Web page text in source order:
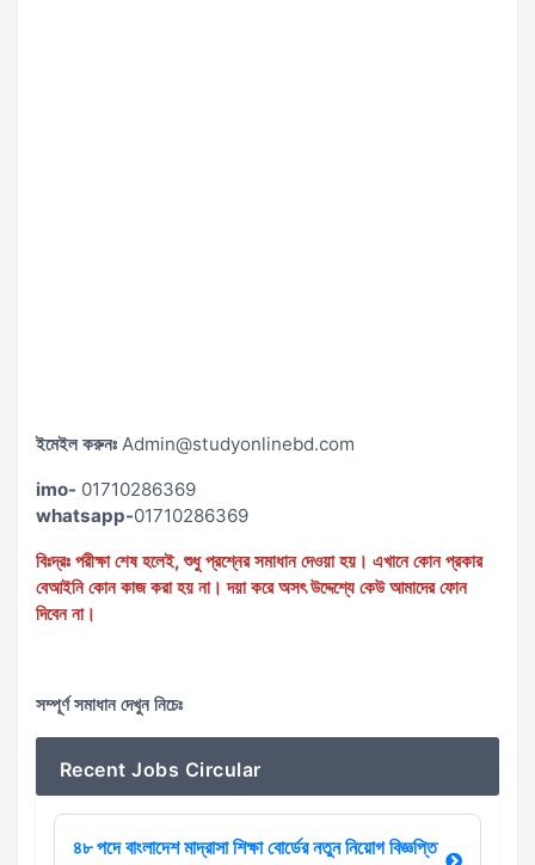
ইমেইল করুনঃ Admin@studyonlinebd.com
imo- 01710286369
whatsapp-01710286369
বিঃদ্রঃ পরীক্ষা শেষ হলেই, শুধু প্রশ্নের সমাধান দেওয়া হয়। এখানে কোন প্রকার
বেআইনি কোন কাজ করা হয় না। দয়া করে অসৎ উদ্দেশ্যে কেউ আমাদের ফোন
দিবেন না।
সম্পূর্ণ সমাধান দেখুন নিচেঃ
Recent Jobs Circular
৪৮ পদে বাংলাদেশ মাদ্রাসা শিক্ষা বোর্ডের নতুন নিয়োগ বিজ্ঞপ্তি